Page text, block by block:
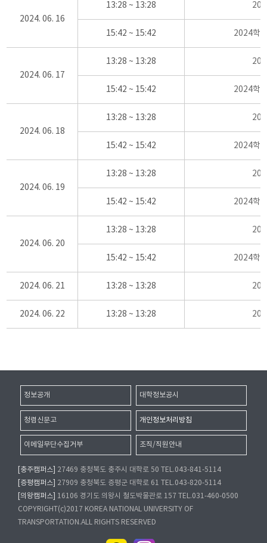
2024. 06. 16
13:28 ~ 13:28
15:42 ~ 15:42 2024학
2024. 06. 17
13:28 ~ 13:28
15:42 ~ 15:42 2024학
2024. 06. 18
13:28 ~ 13:28
15:42 ~ 15:42 2024학
2024. 06. 19
13:28 ~ 13:28
15:42 ~ 15:42 2024학
2024. 06. 20
13:28 ~ 13:28
15:42 ~ 15:42 2024학
2024. 06. 21 13:28 ~ 13:28
2024. 06. 22 13:28 ~ 13:28
정보공개 대학정보공시
청렴신문고 개인정보처리방침
이메일무단수집거부 조직/직원안내
[충주캠퍼스]
27469 충청북도 충주시 대학로 50 TEL.043-841-5114
[증평캠퍼스]
27909 충청북도 증평군 대학로 61 TEL.043-820-5114
[의왕캠퍼스]
16106 경기도 의왕시 철도박물관로 157 TEL.031-460-0500
COPYRIGHT(c)2017 KOREA NATIONAL UNIVERSITY OF
TRANSPORTATION.ALL RIGHTS RESERVED